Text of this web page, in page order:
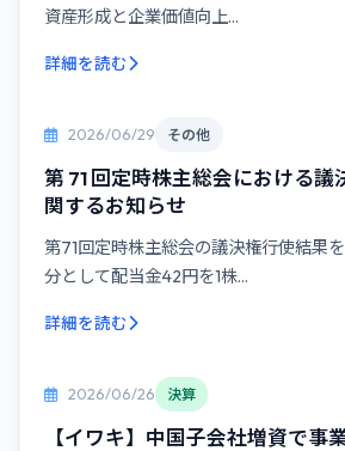
資産形成と企業価値向上...
詳細を読む
2026/06/29 その他
第 71 回定時株主総会における議
関するお知らせ
第71回定時株主総会の議決権行使結果
分として配当金42円を1株...
詳細を読む
2026/06/26 決算
【イワキ】中国子会社増資で事